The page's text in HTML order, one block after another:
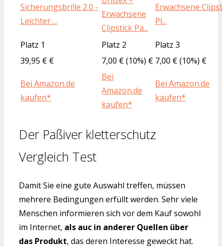
Sicherungsbrille 2.0 -
Leichter ...
Erwachsene
Clipstick Pa...
Erwachsene
Pl...
Platz 1 Platz 2
Platz 3
39,95 € €
7,00 € (10%) € 7,00 € (10%) €
Bei Amazon.de
kaufen*
Bei
Amazon.de
kaufen*
Bei Amazon.de
kaufen*
Der Paßiver kletterschutz
Vergleich Test
Damit Sie eine gute Auswahl treffen, müssen
mehrere Bedingungen erfüllt werden. Sehr viele
Menschen informieren sich vor dem Kauf sowohl
im Internet, als auc in anderer Quellen über
das Produkt, das deren Interesse geweckt hat.